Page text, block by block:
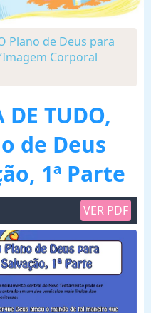
Plano de Deus para
Corporal
DE TUDO,
de Deus
1ª Parte
VER PDF